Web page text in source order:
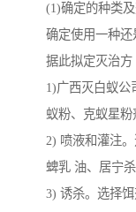
(1)确定的种类
确定使用一种还
据此拟定灭治方
1)广西灭白蚁公
蚁粉、克蚁星粉
2) 喷液和灌注
蜱乳 油、居宁
3) 诱杀。选择